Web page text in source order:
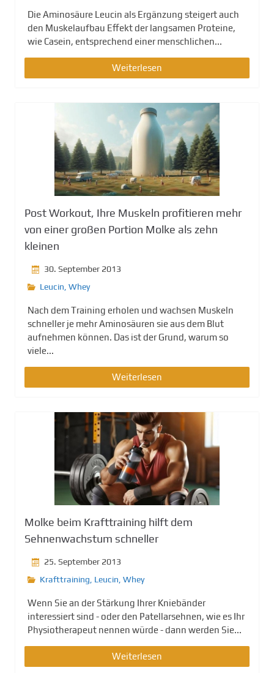
Die Aminosäure Leucin als Ergänzung steigert auch
den Muskelaufbau Effekt der langsamen Proteine,
wie Casein, entsprechend einer menschlichen...
Weiterlesen
Post Workout, Ihre Muskeln profitieren mehr
von einer großen Portion Molke als zehn
kleinen
30. September 2013
Leucin, Whey
Nach dem Training erholen und wachsen Muskeln
schneller je mehr Aminosäuren sie aus dem Blut
aufnehmen können. Das ist der Grund, warum so
viele...
Weiterlesen
Molke beim Krafttraining hilft dem
Sehnenwachstum schneller
25. September 2013
Krafttraining, Leucin, Whey
Wenn Sie an der Stärkung Ihrer Kniebänder
interessiert sind - oder den Patellarsehnen, wie es Ihr
Physiotherapeut nennen würde - dann werden Sie...
Weiterlesen